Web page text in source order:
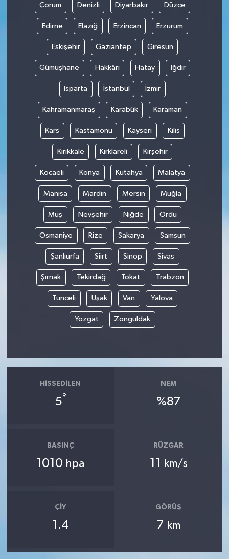
Çorum Denizli Diyarbakır Düzce
Edirne Elazığ Erzincan Erzurum
Eskişehir Gaziantep Giresun
Gümüşhane Hakkâri Hatay Iğdır
Isparta İstanbul İzmir
Kahramanmaraş Karabük Karaman
Kars Kastamonu Kayseri Kilis
Kırıkkale Kırklareli Kırşehir
Kocaeli Konya Kütahya Malatya
Manisa Mardin Mersin Muğla
Muş Nevşehir Niğde Ordu
Osmaniye Rize Sakarya Samsun
Şanlıurfa Siirt Sinop Sivas
Şırnak Tekirdağ Tokat Trabzon
Tunceli Uşak Van Yalova
Yozgat Zonguldak
HISSEDILEN
5°
NEM
%87
BASINÇ
1010 hpa
RÜZGAR
11 km/s
ÇIY
1.4
GÖRÜŞ
7 km